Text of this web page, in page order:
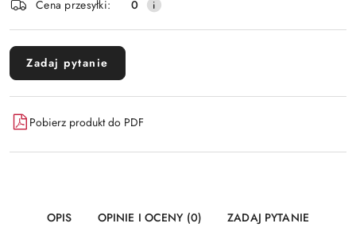
Wyślij
dostawa
Cena przesyłki:
0
Zadaj pytanie
Pobierz produkt do PDF
OPIS OPINIE I OCENY (0) ZADAJ PYTANIE